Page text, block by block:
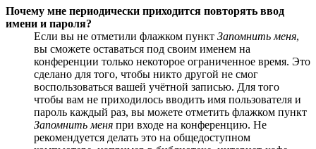
Почему мне периодически приходится повторять ввод
имени и пароля?
Если вы не отметили флажком пункт Запомнить меня,
вы сможете оставаться под своим именем на
конференции только некоторое ограниченное время. Это
сделано для того, чтобы никто другой не смог
воспользоваться вашей учётной записью. Для того
чтобы вам не приходилось вводить имя пользователя и
пароль каждый раз, вы можете отметить флажком пункт
Запомнить меня при входе на конференцию. Не
рекомендуется делать это на общедоступном